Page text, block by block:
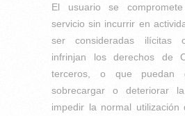
El usuario se
servicio sin incurrir en
ser consideradas ilícitas
infrinjan los derechos de
terceros, o que puedan
sobrecargar o deteriorar
impedir la normal